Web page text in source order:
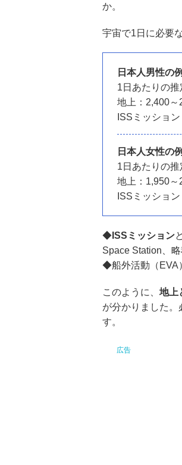
か。
宇宙で1日に必要
日本人男性の例
1日あたりの
地上：2,400～
ISSミッショ
日本人女性の例
1日あたりの
地上：1,950～
ISSミッショ
◆ ISSミッション
Space Station、
◆船外活動（EVA
このように、 地上
が分かりました
す。